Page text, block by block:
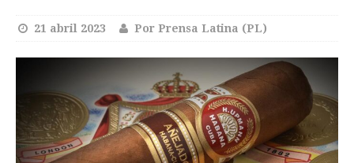
21 abril 2023 Por Prensa Latina (PL)